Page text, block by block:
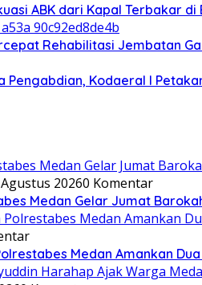
ABK dari Kapal Terbakar di
Rehabilitasi Jembatan
Pengabdian, Kodaeral I
20260 Komentar
Medan Gelar Jumat
Medan Amankan